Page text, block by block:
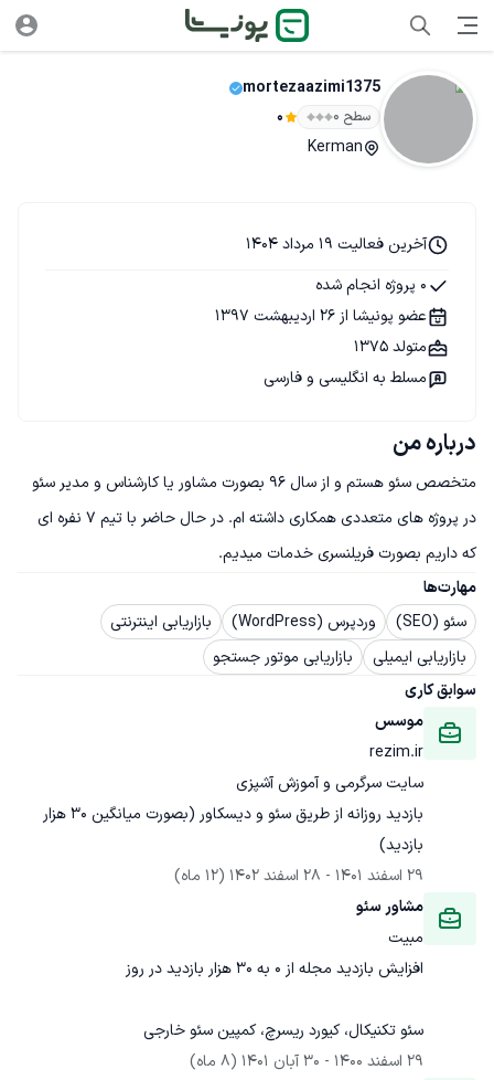
mortezaazimi1375
سطح ۰ 0
Kerman
درباره من
متخصص سئو هستم و از سال 96 بصورت مشاور یا کارشناس و مدیر سئو
در پروژه های متعددی همکاری داشته ام. در حال حاضر با تیم 7 نفره ای
که داریم بصورت فریلنسری خدمات میدیم.
مهارت‌ها
سئو (SEO)
وردپرس (WordPress)
بازاریابی اینترنتی
بازاریابی ایمیلی
بازاریابی موتور جستجو
سوابق کاری
موسس
rezim.ir
بازدید روزانه از طریق سئو و دیسکاور (بصورت میانگین 30 هزار
بازدید)
29 اسفند 1401
- 28 اسفند 1402
(12 ماه)
مشاور سئو
مبیت
سئو تکنیکال، کیورد ریسرچ، کمپین سئو خارجی
29 اسفند 1400
- 30 آبان 1401
(8 ماه)
آخرین فعالیت 19 مرداد 1404
0 پروژه انجام شده
عضو پونیشا از 26 اردیبهشت 1397
متولد 1375
مسلط به انگلیسی و فارسی